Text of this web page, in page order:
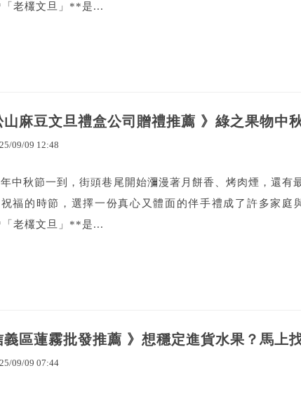
老欉文旦」**是...
山麻豆文旦禮盒公司贈禮推薦 》綠之果物中
/09/09 12:48
中秋節一到，街頭巷尾開始瀰漫著月餅香、烤肉煙，還有
福的時節，選擇一份真心又體面的伴手禮成了許多家庭
老欉文旦」**是...
義區蓮霧批發推薦 》想穩定進貨水果？馬上
/09/09 07:44